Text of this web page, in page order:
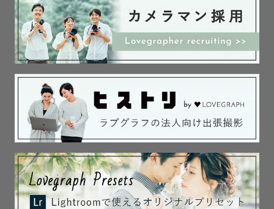
で、お酒は飲めませんがおつまみ系が大好きです。
普段は女性の写真を撮ることが多く、アーティスト写真や
ダンス教室などの発表会を撮ったりもしています。
スポーツなどを撮るのも得意ですし、特に女性目線の可愛
らしい写真や笑顔の写真、キメた写真やおしゃれな写真も
好きでよく撮ります。
Instagramにはここのアルバムとは一味違う写真もあるの
でもし良ければ検索してみて下さいね！
一組ひとくみ、その方たちに寄り添い、思い出に残る一枚
が残せたらと思っています。